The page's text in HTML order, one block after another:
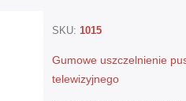
SKU: 1015
Gumowe uszczelnienie
telewizyjnego